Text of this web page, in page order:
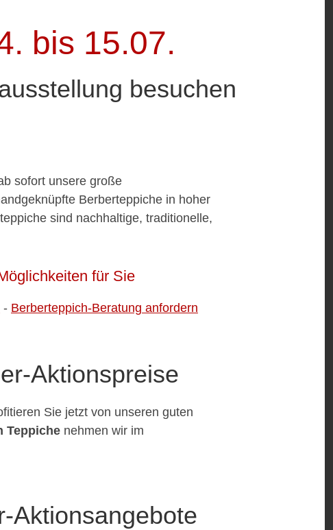
bis 15.07.
besuchen
sofort unsere große
Berberteppiche in hoher
sind nachhaltige, traditionelle,
für Sie
- Berberteppich-Beratung anfordern
Aktionspreise
Sie jetzt von unseren guten
Teppiche nehmen wir im
Aktionsangebote